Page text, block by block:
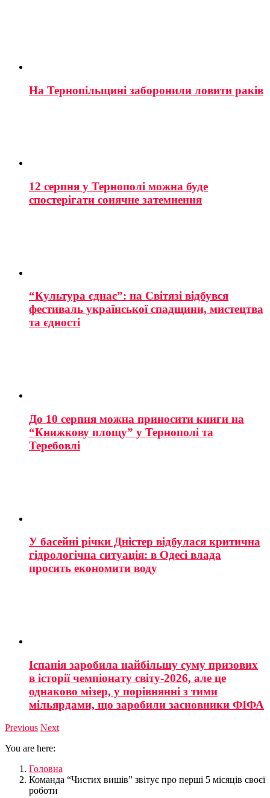
На Тернопільщині заборонили ловити раків
12 серпня у Тернополі можна буде
спостерігати сонячне затемнення
“Культура єднає”: на Світязі відбувся
фестиваль української спадщини, мистецтва
та єдності
До 10 серпня можна приносити книги на
“Книжкову площу” у Тернополі та
Теребовлі
У басейні річки Дністер відбулася критична
гідрологічна ситуація: в Одесі влада
просить економити воду
Іспанія заробила найбільшу суму призових
в історії чемпіонату світу-2026, але це
однаково мізер, у порівнянні з тими
мільярдами, що заробили засновники ФІФА
Previous Next
You are here:
Головна
Команда “Чистих вишів” звітує про перші 5 місяців своєї
роботи